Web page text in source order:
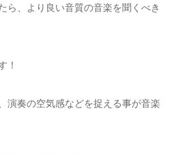
ら、より良い音質の音楽を聞くべき
！
演奏の空気感などを捉える事が音楽